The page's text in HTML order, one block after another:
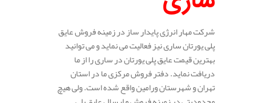
شرکت مهار انرژی پایدار ساز در زمینه فروش عایق
پلی یورتان ساری نیز فعالیت می نماید و می توانید
بهترین قیمت عایق پلی یورتان در ساری را از ما
دریافت نماید. دفتر فروش مرکزی ما در استان
تهران و شهرستان ورامین واقع شده است. ولی هیچ